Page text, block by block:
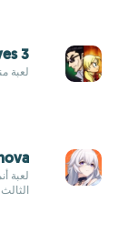
3
لعبة
لعبة
الثالث